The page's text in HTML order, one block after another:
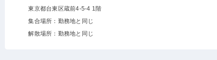
東京都台東区蔵前4-5-4 1階
集合場所：勤務地と同じ
解散場所：勤務地と同じ